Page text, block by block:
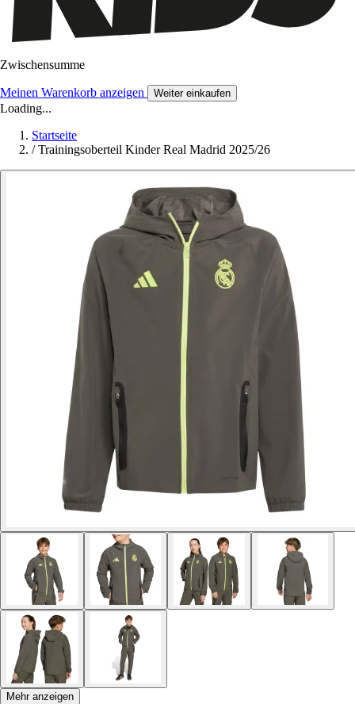
Zwischensumme
Meinen Warenkorb anzeigen Weiter einkaufen
Loading...
Startseite
/ Trainingsoberteil Kinder Real Madrid 2025/26
Mehr anzeigen